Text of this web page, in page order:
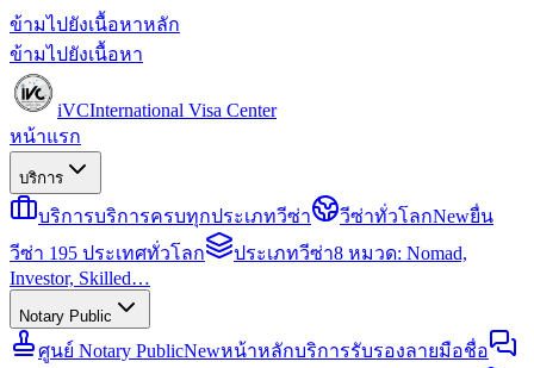
ข้ามไปยังเนื้อหาหลัก
ข้ามไปยังเนื้อหา
iVCInternational Visa Center
หน้าแรก
บริการ
บริการบริการครบทุกประเภทวีซ่า วีซ่าทั่วโลกNewยื่น
วีซ่า 195 ประเทศทั่วโลก
ประเภทวีซ่า8 หมวด: Nomad,
Investor, Skilled…
Notary Public
ศูนย์ Notary PublicNewหน้าหลักบริการรับรองลายมือชื่อ